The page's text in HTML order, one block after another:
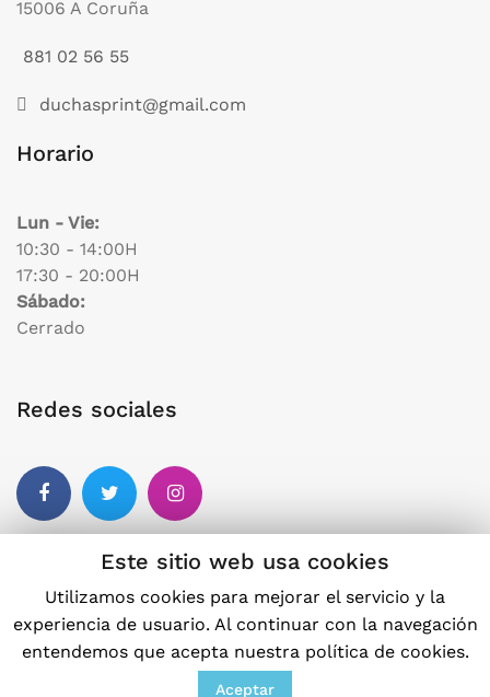
15006 A Coruña
881 02 56 55
duchasprint@gmail.com
Horario
Lun - Vie:
10:30 - 14:00H
17:30 - 20:00H
Sábado:
Cerrado
Redes sociales
Otros enlaces
Política de privacidad
Este sitio web usa cookies
Utilizamos cookies para mejorar el servicio y la
experiencia de usuario. Al continuar con la navegación
entendemos que acepta nuestra política de cookies.
Aceptar